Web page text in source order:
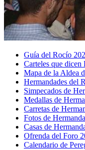
Guía del Rocío
Carteles que dicen
Mapa de la Aldea
Hermandades del
Simpecados de
Medallas de
Carretas de
Fotos de
Casas de
Ofrenda del Foro
Calendario de